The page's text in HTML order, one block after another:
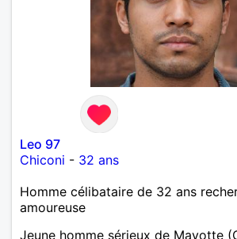
Leo 97
Chiconi - 32 ans
Homme célibataire de 32 ans
amoureuse
Jeune homme sérieux de Mayotte